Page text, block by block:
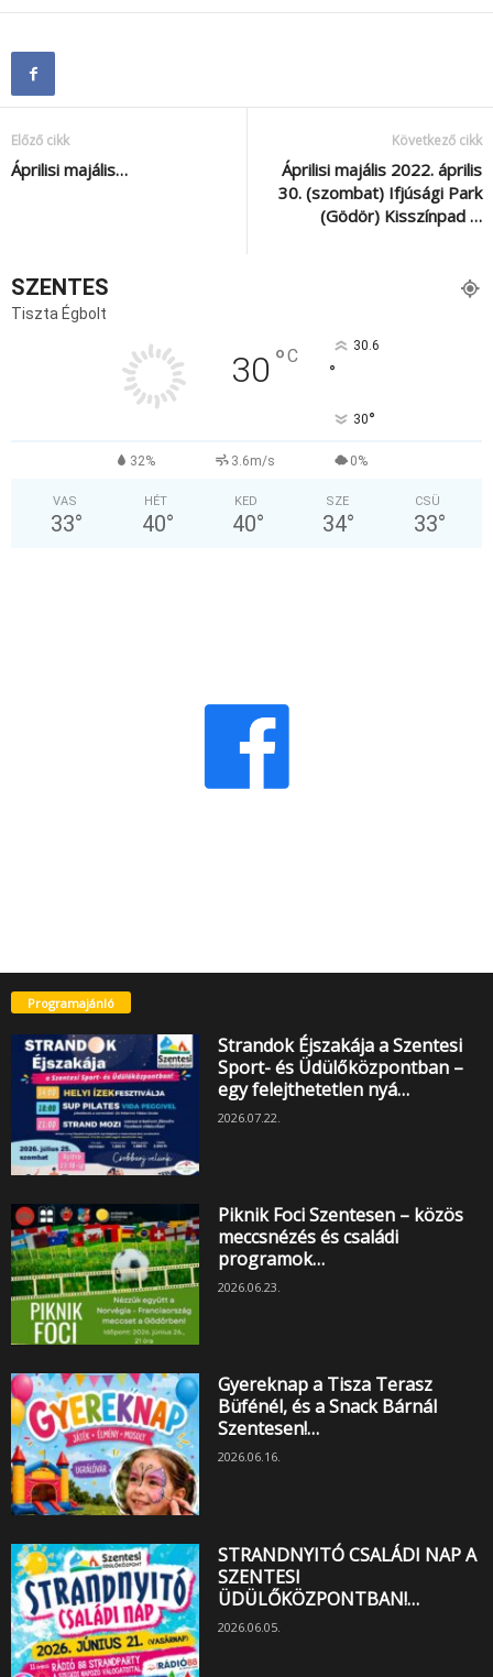
Előző cikk
Áprilisi majális…
Következő cikk
Áprilisi majális 2022. április
30. (szombat) Ifjúsági Park
(Gödör) Kisszínpad …
SZENTES
Tiszta Égbolt
30 °C 30.6
°
30°
32% 3.6m/s 0%
VAS
33°
HÉT
40°
KED
40°
SZE
34°
CSÜ
33°
Programajánló
Strandok Éjszakája a Szentesi
Sport- és Üdülőközpontban –
egy felejthetetlen nyá…
2026.07.22.
Piknik Foci Szentesen – közös
meccsnézés és családi
programok…
2026.06.23.
Gyereknap a Tisza Terasz
Büfénél, és a Snack Bárnál
Szentesen!…
2026.06.16.
STRANDNYITÓ CSALÁDI NAP A
SZENTESI
ÜDÜLŐKÖZPONTBAN!…
2026.06.05.